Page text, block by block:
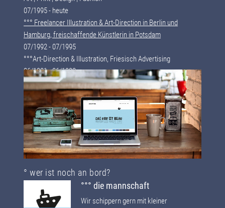
07/1995 - heute
°°° Freelancer Illustration & Art-Direction in Berlin und
Hamburg, freischaffende Künstlerin in Potsdam
07/1992 - 07/1995
°°°Art-Direction & Illustration, Friesisch Advertising
06/1991 - 06/1992
°°°Junior Art-Direction, Scholz & Friends Hamburg
° wer ist noch an bord?
°°° die mannschaft
Wir schippern gern mit kleiner